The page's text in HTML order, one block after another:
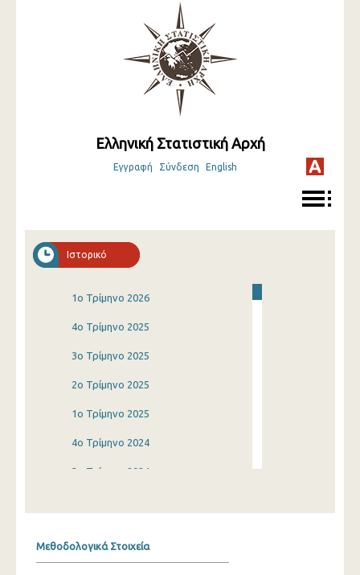
Ελληνική Στατιστική Αρχή
Εγγραφή Σύνδεση English
Ιστορικό
1o Τρίμηνο 2026
4o Τρίμηνο 2025
3o Τρίμηνο 2025
2o Τρίμηνο 2025
1o Τρίμηνο 2025
4o Τρίμηνο 2024
3o Τρίμηνο 2024
Μεθοδολογικά Στοιχεία